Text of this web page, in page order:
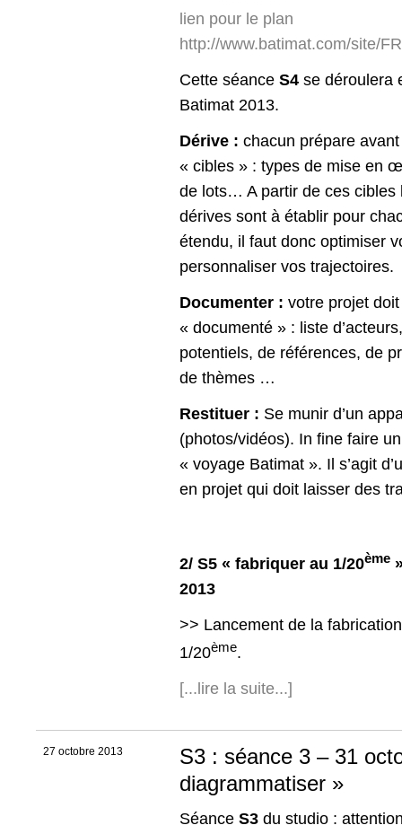
lien pour le plan
http://www.batimat.com/site/
Cette séance S4 se déroulera
Batimat 2013.
Dérive : chacun prépare
« cibles » : types de mise en
de lots… A partir de ces cibles
dérives sont à établir pour
étendu, il faut donc optimiser
personnaliser vos trajectoires.
Documenter : votre projet
« documenté » : liste
potentiels, de références, de
de thèmes …
Restituer : Se munir d’un
(photos/vidéos). In fine faire
« voyage Batimat ». Il s’agit
en projet qui doit laisser des
2/ S5 « fabriquer au 1/20ème
2013
>> Lancement de la
1/20ème.
[...lire la suite...]
27 octobre 2013
S3 : séance 3 – 31
diagrammatiser »
Séance S3 du studio :